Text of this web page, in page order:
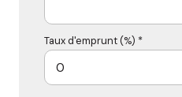
Taux d'emprunt (%) *